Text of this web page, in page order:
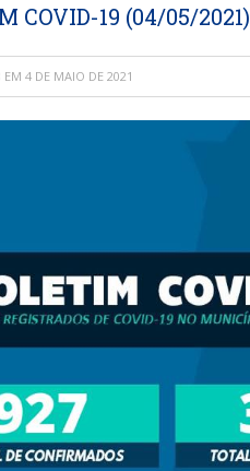
COVID-19 (04/05/2021)
EM 4 DE MAIO DE 2021